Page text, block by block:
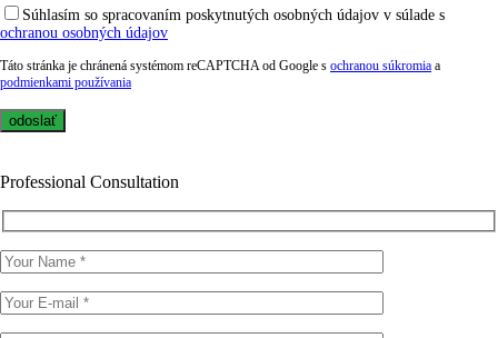
Súhlasím so spracovaním poskytnutých osobných údajov v súlade s
ochranou osobných údajov
Táto stránka je chránená systémom reCAPTCHA od Google s ochranou súkromia a
podmienkami používania
Professional Consultation